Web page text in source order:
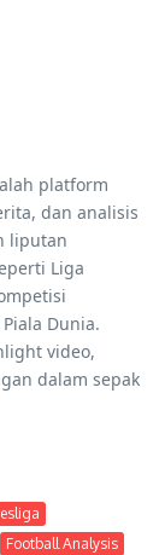
platform
dan analisis
liputan
Liga
Dunia.
video,
dalam sepak
Football Analysis